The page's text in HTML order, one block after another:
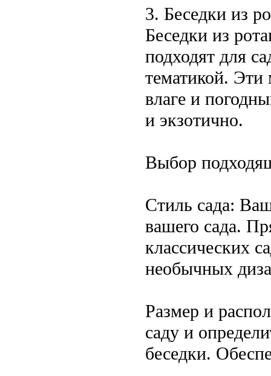
3. Беседки из
Беседки из
подходят для
тематикой. Эти
влаге и
и экзотично.
Выбор
Стиль сада:
вашего сада.
классических
необычных
Размер и
саду и
беседки.